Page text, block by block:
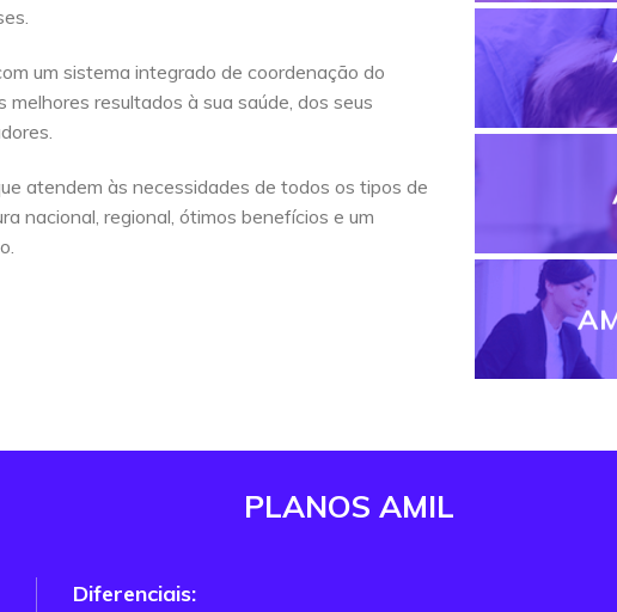
um sistema integrado de coordenação do
resultados à sua saúde, dos seus
atendem às necessidades de todos os tipos de
nacional, regional, ótimos benefícios e um
PLANOS AMIL
Diferenciais: